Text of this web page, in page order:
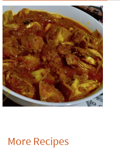
More Recipes